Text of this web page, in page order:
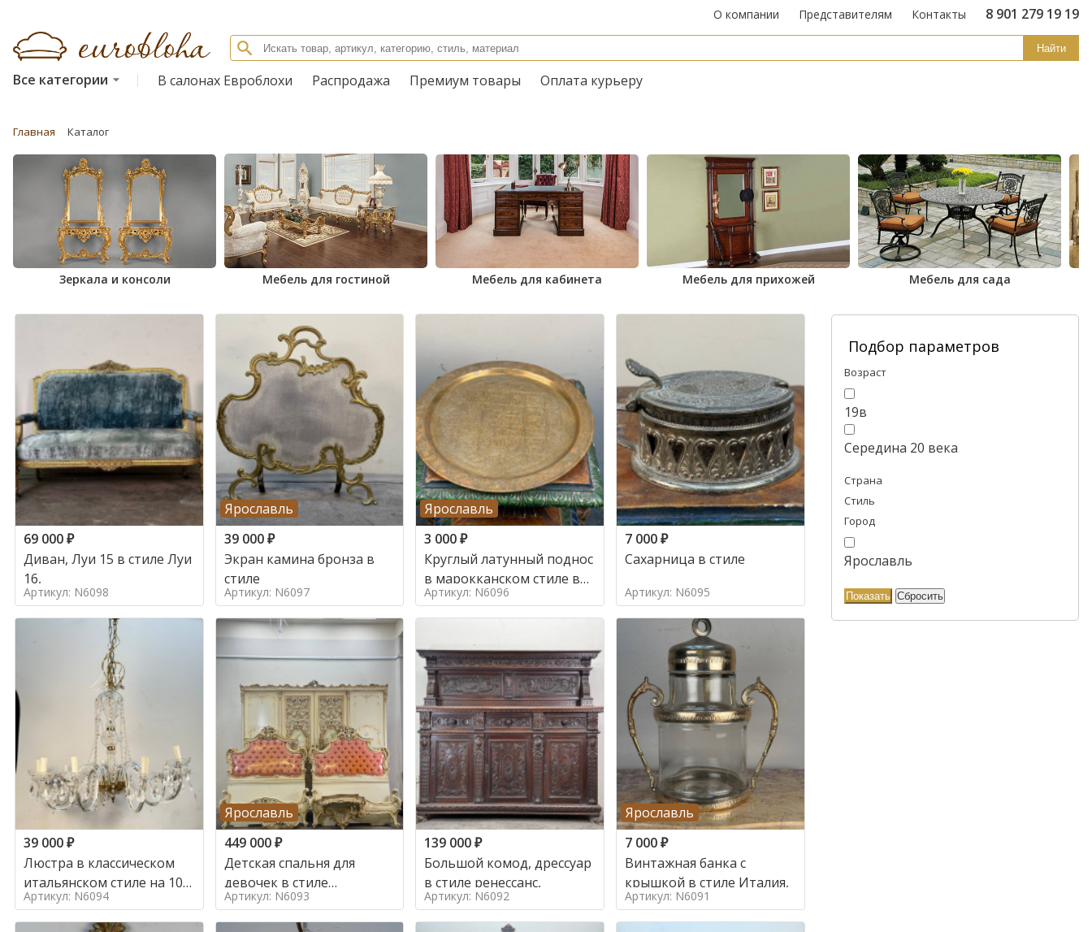
О компании Представителям Контакты 8 901 279 19 19
Найти
Все категории В салонах Евроблохи Распродажа Премиум товары Оплата курьеру
Главная Каталог
Зеркала и консоли Мебель для гостиной Мебель для кабинета Мебель для прихожей Мебель для сада
Подбор параметров
Возраст
19в
Середина 20 века
Страна
Стиль
Город
Ярославль
69 000₽
Диван, Луи 15 в стиле Луи
16,
Артикул: N6098
Ярославль
39 000₽
Экран камина бронза в
стиле
Артикул: N6097
Ярославль
3 000₽
Круглый латунный поднос
в марокканском стиле в
стиле
Артикул: N6096
7 000₽
Сахарница в стиле
Артикул: N6095
39 000₽
Люстра в классическом
итальянском стиле на 10
ламп. в стиле
Артикул: N6094
Ярославль
449 000₽
Детская спальня для
девочек в стиле
итальянского барокко в
стиле
Артикул: N6093
139 000₽
Большой комод, дрессуар
в стиле ренессанс,
Артикул: N6092
Ярославль
7 000₽
Винтажная банка с
крышкой в стиле Италия,
Артикул: N6091